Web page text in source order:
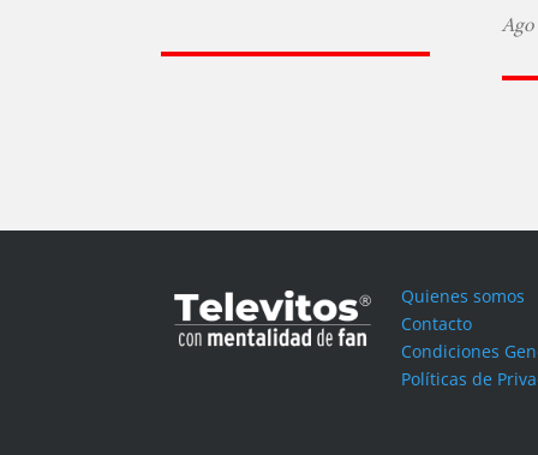
Quienes somos
Contacto
Condiciones
Políticas de